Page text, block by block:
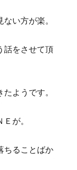
い方が楽。
話をさせて頂
ようです。
が。
ちることばか